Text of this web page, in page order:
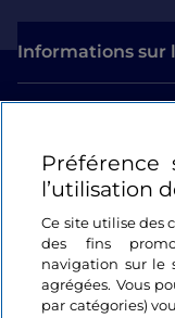
Informations sur
Se connecter
Suivez-nous
Préférence
l’utilisation
Ce site utilise des
des fins
navigation sur le
agrégées. Vous
par catégories)